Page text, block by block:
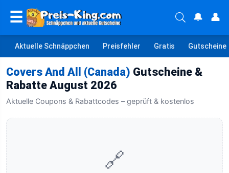
☰ 🔔 👤
Aktuelle Schnäppchen Preisfehler Gratis Gutscheine
Covers And All (Canada) Gutscheine &
Rabatte August 2026
Aktuelle Coupons & Rabattcodes – geprüft & kostenlos
🔗